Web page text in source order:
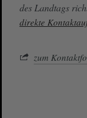
des Landtags
direkte
zum